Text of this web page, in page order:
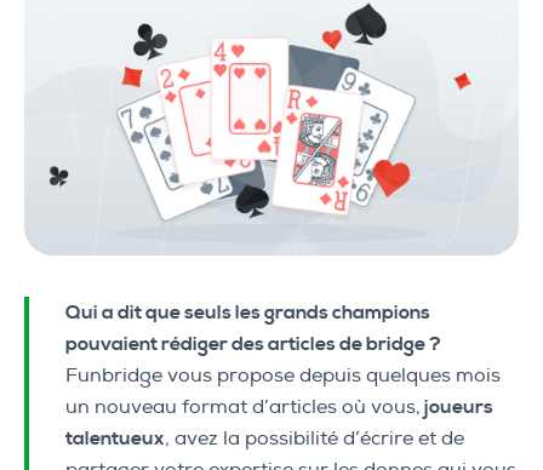
Qui a dit que seuls les grands champions
pouvaient rédiger des articles de bridge ?
Funbridge vous propose depuis quelques mois
un nouveau format d’articles où vous, joueurs
talentueux, avez la possibilité d’écrire et de